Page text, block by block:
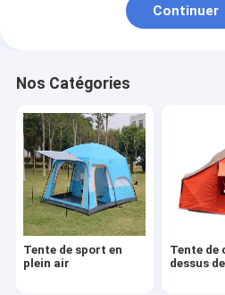
Vélo électrique de batterie au
Tente réglable Polonais
Scooter électrique en
Machine verticale de grimpeur
Vélo de rotation d'intérieur
Continuer
Nos Catégories
Tente de sport en
plein air
Tente de
dessus